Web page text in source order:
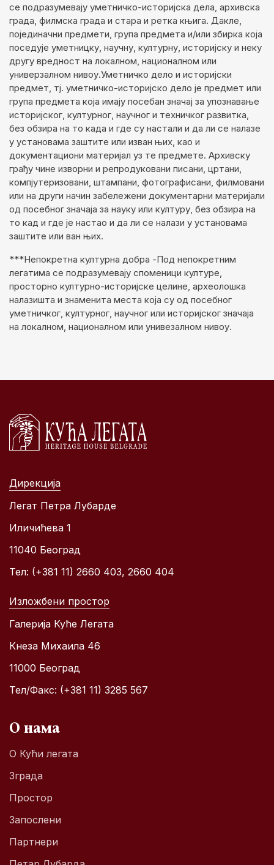
се подразумевају уметничко-историјска дела, архивска
града, филмска града и стара и ретка књига. Дакле,
појединачни предмети, група предмета и/или збирка која
поседује уметницку, научну, културну, историјску и неку
другу вредност на локалном, националном или
универзалном нивоу.Уметничко дело и историјски
предмет, тј. уметничко-историјско дело је предмет или
група предмета која имају посебан значај за упознавање
историјског, културног, научног и техничког развитка,
без обзира на то када и где су настали и да ли се налазе
у установама заштите или изван њих, као и
документациони материјал уз те предмете. Архивску
грађу чине изворни и репродуковани писани, цртани,
компјутеризовани, штампани, фотографисани, филмовани
или на други начин забележени документарни материјали
од посебног значаја за науку или културу, без обзира на
то кад и где је настао и да ли се налази у установама
заштите или ван њих.
***Непокретна културна добра -Под непокретним
легатима се подразумевају споменици културе,
просторно културно-историјске целине, археолошка
налазишта и знаменита места која су од посебног
уметничког, културног, научног или историјског значаја
на локалном, националном или унивезалном нивоу.
Дирекција
Легат Петра Лубарде
Иличићева 1
11040 Београд
Тел: (+381 11) 2660 403, 2660 404
Изложбени простор
Галерија Куће Легата
Кнеза Михаила 46
11000 Београд
Тел/Факс: (+381 11) 3285 567
О нама
О Кући легата
Зграда
Простор
Запослени
Партнери